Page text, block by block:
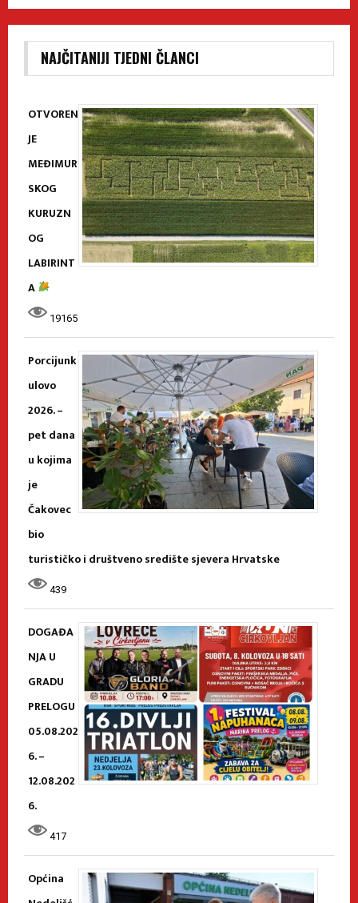
NAJČITANIJI TJEDNI ČLANCI
OTVOREN
JE
MEĐIMUR
SKOG
KURUZN
OG
LABIRINT
A
19165
Porcijunk
ulovo
2026. –
pet dana
u kojima
je
Čakovec
bio
turističko i društveno središte sjevera Hrvatske
439
DOGAĐA
NJA U
GRADU
PRELOGU
05.08.202
6. –
12.08.202
6.
417
Općina